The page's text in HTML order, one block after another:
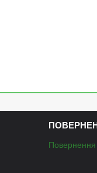
Повернення